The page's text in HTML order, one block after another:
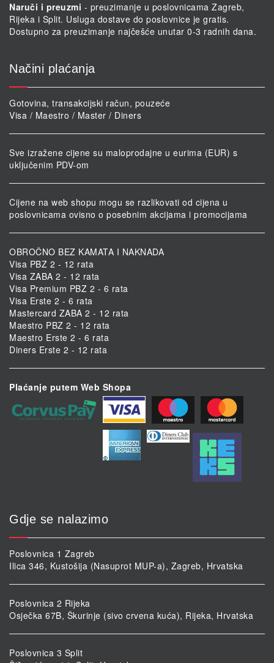
Naruči i preuzmi - preuzimanje u poslovnicama Zagreb,
Rijeka i Split. Usluga dostave do poslovnice je gratis.
Dostupno za preuzimanje najčešće unutar 0-3 radnih dana.
Načini plaćanja
Gotovina, transakcijski račun, pouzeće
Visa / Maestro / Master / Diners
Sve izražene cijene su maloprodajne u eurima (EUR) s
uključenim PDV-om
Cijene na web shopu mogu se razlikovati od cijena u
poslovnicama ovisno o posebnim akcijama i promocijama
OBROČNO BEZ KAMATA I NAKNADA
Visa PBZ 2 - 12 rata
Visa ZABA 2 - 12 rata
Visa Premium PBZ 2 - 6 rata
Visa Erste 2 - 6 rata
Mastercard ZABA 2 - 12 rata
Maestro PBZ 2 - 12 rata
Maestro Erste 2 - 6 rata
Diners Erste 2 - 12 rata
Plaćanje putem Web Shopa
Gdje se nalazimo
Poslovnica 1 Zagreb
Ilica 346, Kustošija (Nasuprot MUP-a), Zagreb, Hrvatska
Poslovnica 2 Rijeka
Osječka 67B, Škurinje (sivo crvena kuća), Rijeka, Hrvatska
Poslovnica 3 Split